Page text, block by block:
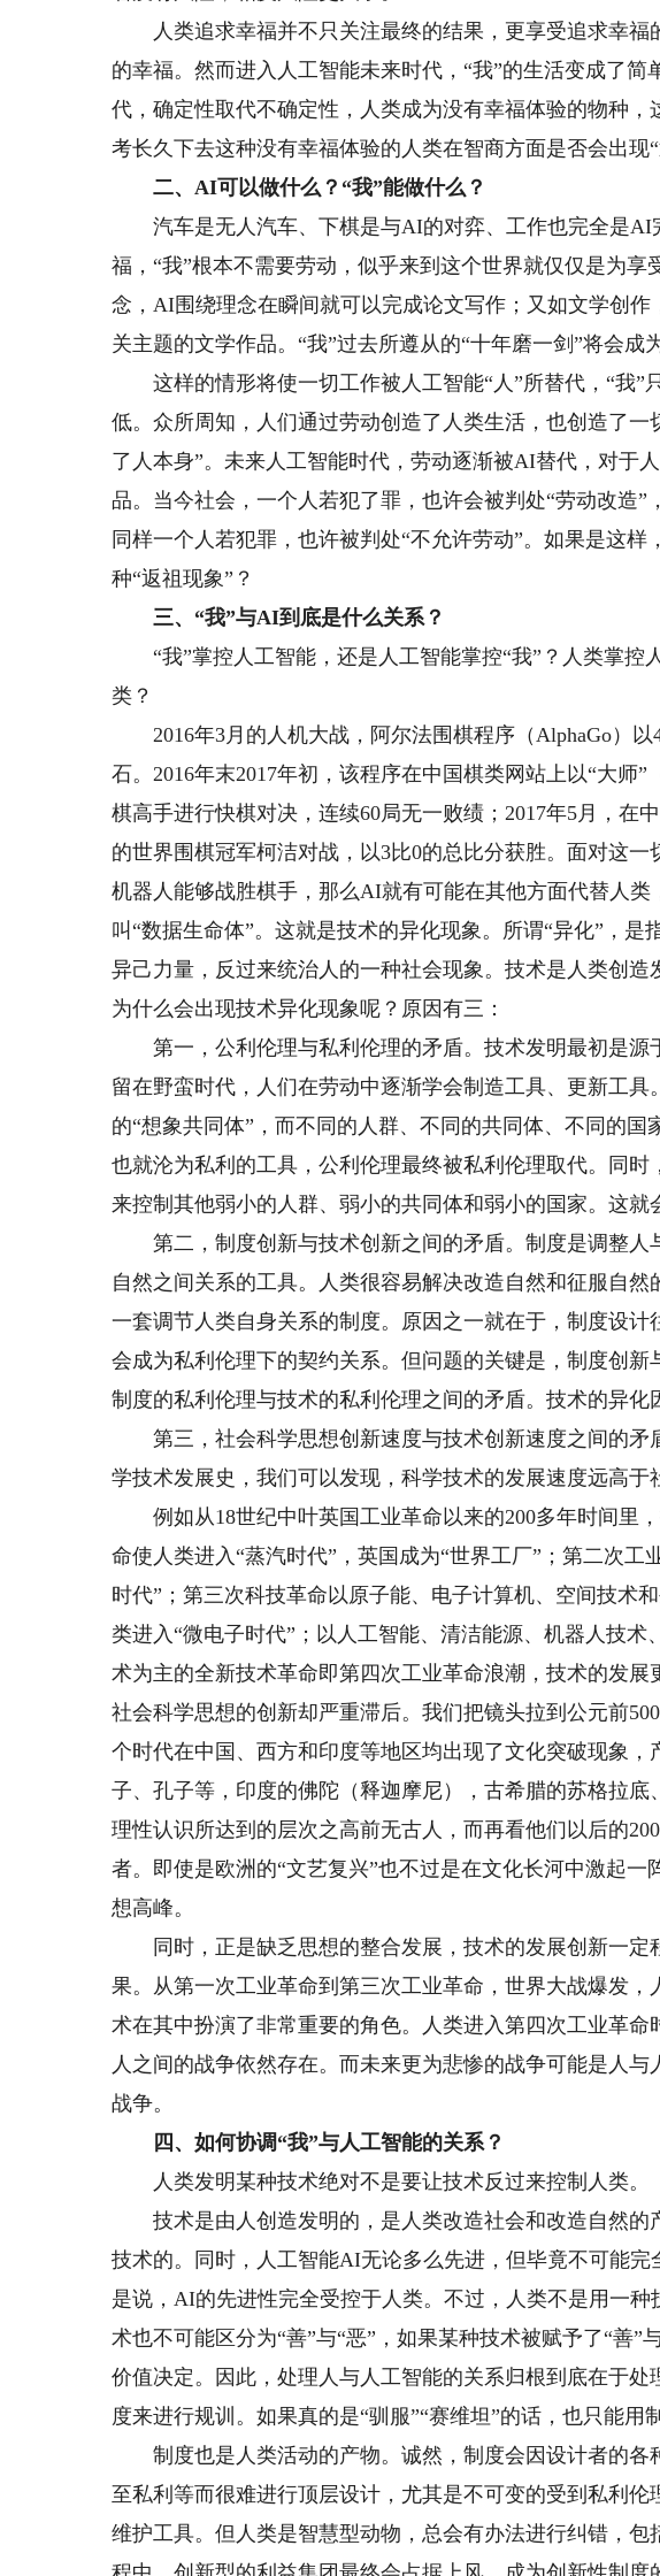
人类追求幸福并不只关注最终的结果，更享受追求幸福
的幸福。然而进入人工智能未来时代，“我”的生活变成了
代，确定性取代不确定性，人类成为没有幸福体验的物种
考长久下去这种没有幸福体验的人类在智商方面是否会出现“
二、AI可以做什么？“我”能做什么？
汽车是无人汽车、下棋是与AI的对弈、工作也完全是AI
福，“我”根本不需要劳动，似乎来到这个世界就仅仅是为享
念，AI围绕理念在瞬间就可以完成论文写作；又如文学创作
关主题的文学作品。“我”过去所遵从的“十年磨一剑”将会成
这样的情形将使一切工作被人工智能“人”所替代，“我”
低。众所周知，人们通过劳动创造了人类生活，也创造了
了人本身”。未来人工智能时代，劳动逐渐被AI替代，对于
品。当今社会，一个人若犯了罪，也许会被判处“劳动改造”
同样一个人若犯罪，也许被判处“不允许劳动”。如果是这
种“返祖现象”？
三、“我”与AI到底是什么关系？
“我”掌控人工智能，还是人工智能掌控“我”？人类掌控
类？
2016年3月的人机大战，阿尔法围棋程序（AlphaGo）以
石。2016年末2017年初，该程序在中国棋类网站上以“大师”
棋高手进行快棋对决，连续60局无一败绩；2017年5月，在
的世界围棋冠军柯洁对战，以3比0的总比分获胜。面对这
机器人能够战胜棋手，那么AI就有可能在其他方面代替人类
叫“数据生命体”。这就是技术的异化现象。所谓“异化”，
异己力量，反过来统治人的一种社会现象。技术是人类创造
为什么会出现技术异化现象呢？原因有三：
第一，公利伦理与私利伦理的矛盾。技术发明最初是源
留在野蛮时代，人们在劳动中逐渐学会制造工具、更新工具
的“想象共同体”，而不同的人群、不同的共同体、不同的
也就沦为私利的工具，公利伦理最终被私利伦理取代。同时
来控制其他弱小的人群、弱小的共同体和弱小的国家。这就
第二，制度创新与技术创新之间的矛盾。制度是调整人
自然之间关系的工具。人类很容易解决改造自然和征服自
一套调节人类自身关系的制度。原因之一就在于，制度设
会成为私利伦理下的契约关系。但问题的关键是，制度创
制度的私利伦理与技术的私利伦理之间的矛盾。技术的异化
第三，社会科学思想创新速度与技术创新速度之间的矛
学技术发展史，我们可以发现，科学技术的发展速度远高于
例如从18世纪中叶英国工业革命以来的200多年时间里
命使人类进入“蒸汽时代”，英国成为“世界工厂”；第二次工
时代”；第三次科技革命以原子能、电子计算机、空间技术
类进入“微电子时代”；以人工智能、清洁能源、机器人技
术为主的全新技术革命即第四次工业革命浪潮，技术的发展
社会科学思想的创新却严重滞后。我们把镜头拉到公元前
个时代在中国、西方和印度等地区均出现了文化突破现象
子、孔子等，印度的佛陀（释迦摩尼），古希腊的苏格拉
理性认识所达到的层次之高前无古人，而再看他们以后的
者。即使是欧洲的“文艺复兴”也不过是在文化长河中激起一
想高峰。
同时，正是缺乏思想的整合发展，技术的发展创新一定
果。从第一次工业革命到第三次工业革命，世界大战爆发
术在其中扮演了非常重要的角色。人类进入第四次工业革
人之间的战争依然存在。而未来更为悲惨的战争可能是人与
战争。
四、如何协调“我”与人工智能的关系？
人类发明某种技术绝对不是要让技术反过来控制人类。
技术是由人创造发明的，是人类改造社会和改造自然的
技术的。同时，人工智能AI无论多么先进，但毕竟不可能
是说，AI的先进性完全受控于人类。不过，人类不是用一种
术也不可能区分为“善”与“恶”，如果某种技术被赋予了“善”
价值决定。因此，处理人与人工智能的关系归根到底在于处
度来进行规训。如果真的是“驯服”“赛维坦”的话，也只能用
制度也是人类活动的产物。诚然，制度会因设计者的各
至私利等而很难进行顶层设计，尤其是不可变的受到私利
维护工具。但人类是智慧型动物，总会有办法进行纠错，